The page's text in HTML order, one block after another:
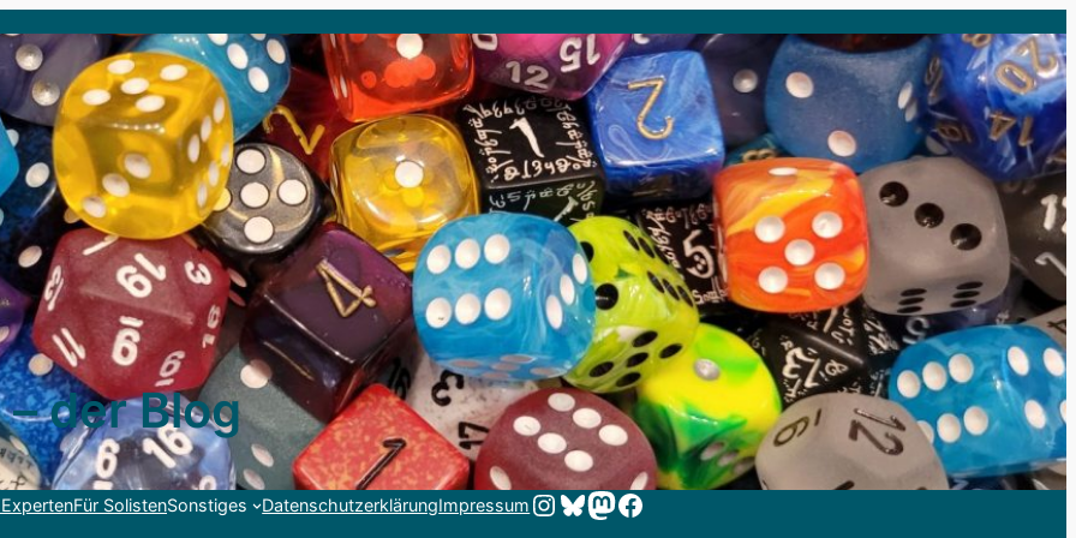
der Blog
Für SolistenSonstiges DatenschutzerklärungImpressum Link zur Instagram-Seite von Zeit-zum-Spielen
Bluesky
Mastodon
Facebook